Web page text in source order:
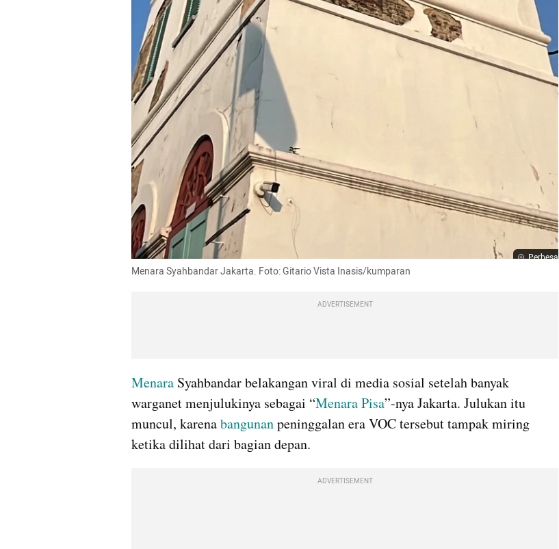
Perbesar
Menara Syahbandar Jakarta. Foto: Gitario Vista Inasis/kumparan
ADVERTISEMENT
Menara Syahbandar belakangan viral di media sosial setelah banyak
warganet menjulukinya sebagai “Menara Pisa”-nya Jakarta. Julukan itu
muncul, karena bangunan peninggalan era VOC tersebut tampak miring
ketika dilihat dari bagian depan.
ADVERTISEMENT